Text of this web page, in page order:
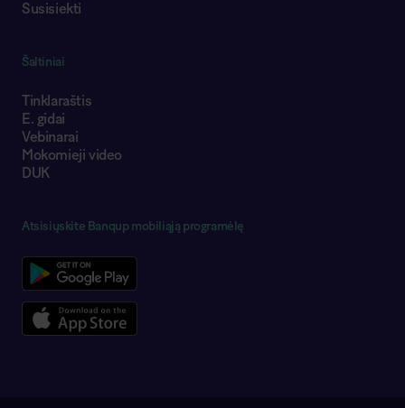
Susisiekti
Šaltiniai
Tinklaraštis
E. gidai
Vebinarai
Mokomieji video
DUK
Atsisiųskite Banqup mobiliąją programėlę